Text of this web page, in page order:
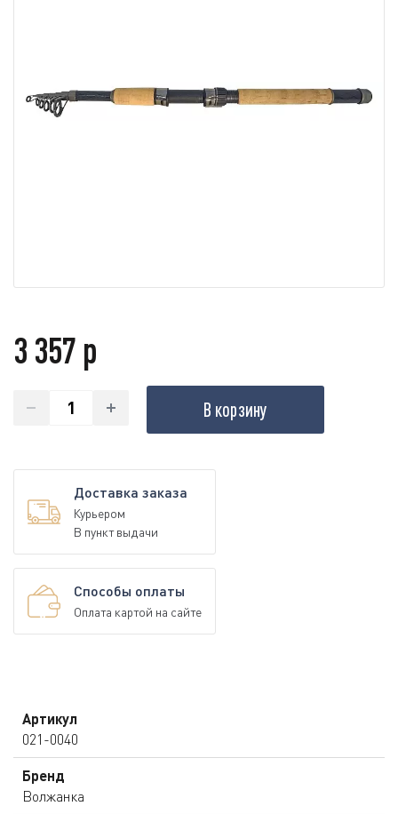
3 357 р
В корзину
Доставка заказа
Курьером
В пункт выдачи
Способы оплаты
Оплата картой на сайте
Артикул
021-0040
Бренд
Волжанка